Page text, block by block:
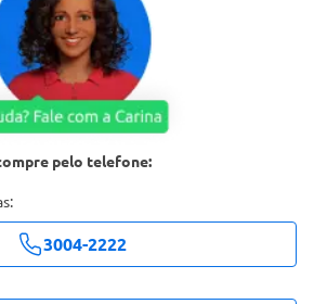
pelo telefone:
3004-2222